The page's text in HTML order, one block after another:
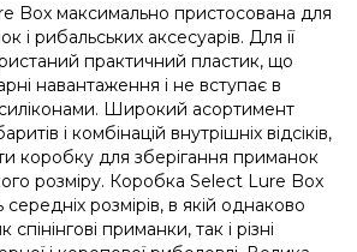
Box максимально пристосована для
і рибальських аксесуарів. Для її
практичний пластик, що
навантаження і не вступає в
Широкий асортимент
і комбінацій внутрішніх відсіків,
коробку для зберігання приманок
розміру. Коробка Select Lure Box
розмірів, в якій однаково
спінінгові приманки, так і різні